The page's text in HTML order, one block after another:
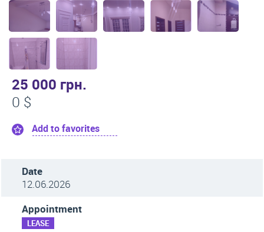
25 000 грн.
0 $
Add to favorites
Date
12.06.2026
Appointment
LEASE